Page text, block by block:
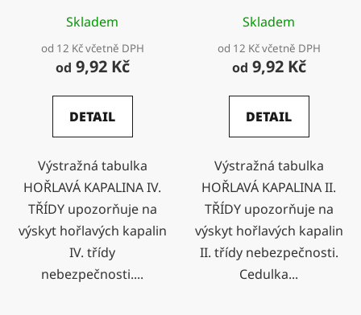
Skladem
od 12 Kč včetně DPH
od 9,92 Kč
DETAIL
Výstražná tabulka
HOŘLAVÁ KAPALINA IV.
TŘÍDY upozorňuje na
výskyt hořlavých kapalin
IV. třídy
nebezpečnosti....
Skladem
od 12 Kč včetně DPH
od 9,92 Kč
DETAIL
Výstražná tabulka
HOŘLAVÁ KAPALINA II.
TŘÍDY upozorňuje na
výskyt hořlavých kapalin
II. třídy nebezpečnosti.
Cedulka...